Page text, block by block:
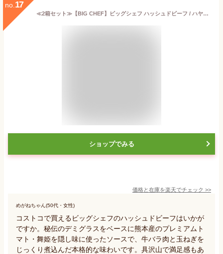
no. 17
≪2箱セット≫【BIG CHEF】ビッグシェフ ハッシュドビーフ / ハヤシライス (200g×3袋)×2箱 HASHED BEEF ◇お手軽で本格的な味わい♪◇ デミグラスソース ドミグラスソース チルド インスタント レトルト食品 冷蔵食品 クール冷蔵【costco コストコ コストコ通販】
ショップでみる
価格と在庫を楽天でチェック >>
めがねちゃん(50代・女性)
コストコで買えるビッグシェフのハッシュドビーフはいかが
ですか。秘伝のデミグラスをベースに熊本産のプレミアムト
マト・舞姫を隠し味に使ったソースで、牛バラ肉と玉ねぎを
じっくり煮込んだ本格的な味わいです。具沢山で満足感もあ